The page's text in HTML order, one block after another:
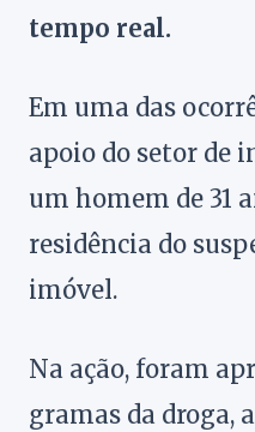
tempo real.
Em uma das
apoio do setor de
um homem de 31
residência do
imóvel.
Na ação, foram
gramas da droga,